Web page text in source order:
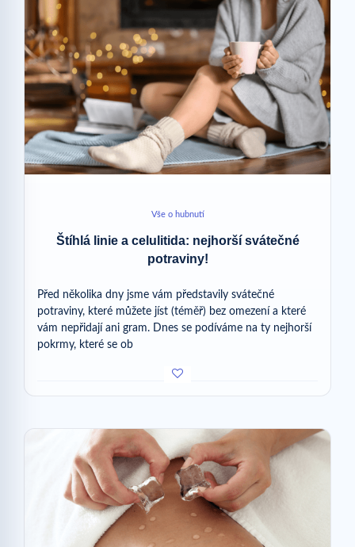
Vše o hubnutí
Štíhlá linie a celulitida: nejhorší svátečné
potraviny!
Před několika dny jsme vám představily svátečné
potraviny, které můžete jíst (téměř) bez omezení a které
vám nepřidají ani gram. Dnes se podíváme na ty nejhorší
pokrmy, které se ob